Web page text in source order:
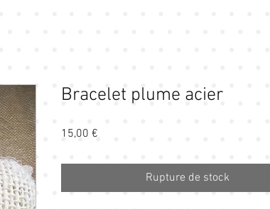
Bracelet plume acier
15,00 €
Rupture de stock